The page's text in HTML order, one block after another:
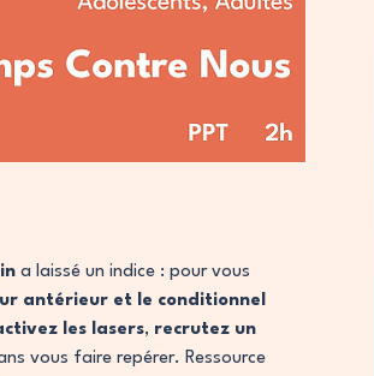
a laissé un indice : pour vous
antérieur et le conditionnel
les lasers, recrutez un
vous faire repérer. Ressource